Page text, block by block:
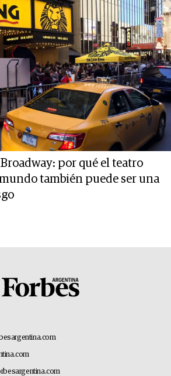
por qué el teatro
también puede ser una